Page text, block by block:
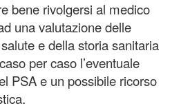
bene rivolgersi al medico
una valutazione delle
e della storia sanitaria
per caso l’eventuale
PSA e un possibile ricorso